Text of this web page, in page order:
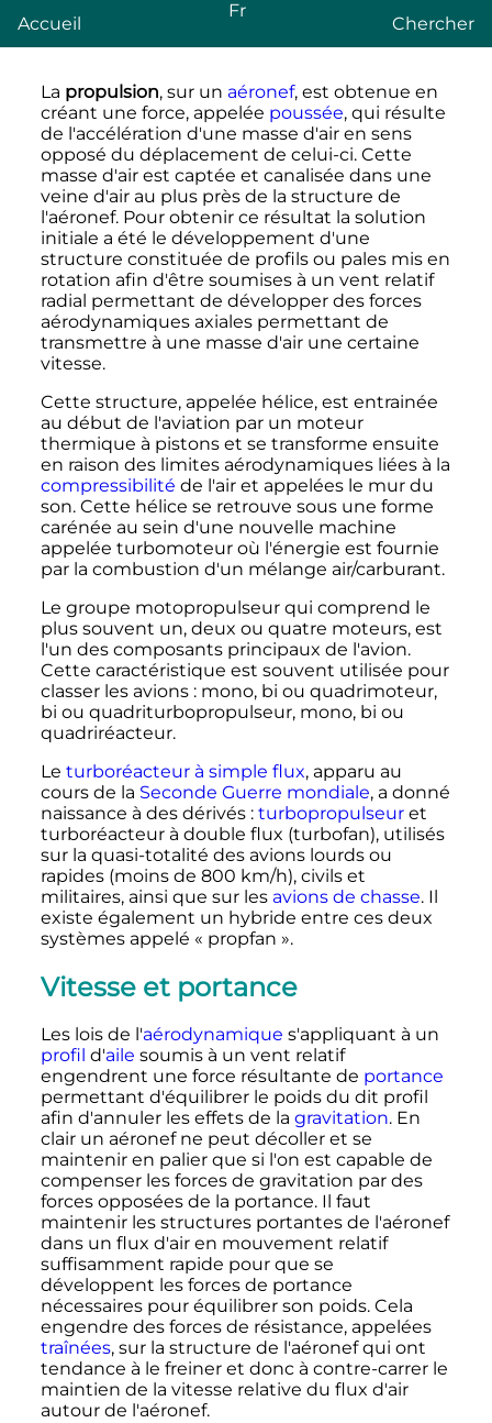
Accueil
Fr
Chercher
La propulsion, sur un aéronef, est obtenue en
créant une force, appelée poussée, qui résulte
de l'accélération d'une masse d'air en sens
opposé du déplacement de celui-ci. Cette
masse d'air est captée et canalisée dans une
veine d'air au plus près de la structure de
l'aéronef. Pour obtenir ce résultat la solution
initiale a été le développement d'une
structure constituée de profils ou pales mis en
rotation afin d'être soumises à un vent relatif
radial permettant de développer des forces
aérodynamiques axiales permettant de
transmettre à une masse d'air une certaine
vitesse.
Cette structure, appelée hélice, est entrainée
au début de l'aviation par un moteur
thermique à pistons et se transforme ensuite
en raison des limites aérodynamiques liées à la
compressibilité de l'air et appelées le mur du
son. Cette hélice se retrouve sous une forme
carénée au sein d'une nouvelle machine
appelée turbomoteur où l'énergie est fournie
par la combustion d'un mélange air/carburant.
Le groupe motopropulseur qui comprend le
plus souvent un, deux ou quatre moteurs, est
l'un des composants principaux de l'avion.
Cette caractéristique est souvent utilisée pour
classer les avions : mono, bi ou quadrimoteur,
bi ou quadriturbopropulseur, mono, bi ou
quadriréacteur.
Le turboréacteur à simple flux, apparu au
cours de la Seconde Guerre mondiale, a donné
naissance à des dérivés : turbopropulseuret
turboréacteur à double flux (turbofan), utilisés
sur la quasi-totalité des avions lourds ou
rapides (moins de 800 km/h), civils et
militaires, ainsi que sur les avions de chasse. Il
existe également un hybride entre ces deux
systèmes appelé « propfan ».
Vitesse et portance
Les lois de l'aérodynamique s'appliquant à un
profil d'aile soumis à un vent relatif
engendrent une force résultante de portance
permettant d'équilibrer le poids du dit profil
afin d'annuler les effets de la gravitation. En
clair un aéronef ne peut décoller et se
maintenir en palier que si l'on est capable de
compenser les forces de gravitation par des
forces opposées de la portance. Il faut
maintenir les structures portantes de l'aéronef
dans un flux d'air en mouvement relatif
suffisamment rapide pour que se
développent les forces de portance
nécessaires pour équilibrer son poids. Cela
engendre des forces de résistance, appelées
traînées, sur la structure de l'aéronef qui ont
tendance à le freiner et donc à contre-carrer le
maintien de la vitesse relative du flux d'air
autour de l'aéronef.